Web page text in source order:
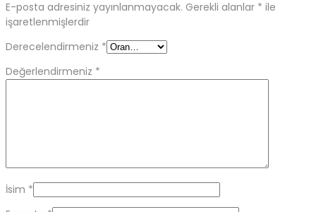
E-posta adresiniz yayınlanmayacak. Gerekli alanlar * ile
işaretlenmişlerdir
Derecelendirmeniz *
Değerlendirmeniz *
İsim *